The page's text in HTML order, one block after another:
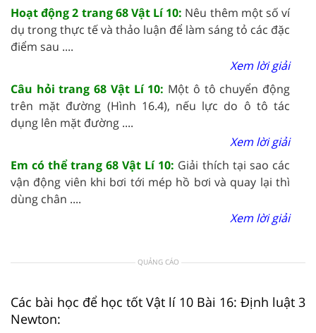
Hoạt động 2 trang 68 Vật Lí 10: Nêu thêm một số ví
dụ trong thực tế và thảo luận để làm sáng tỏ các đặc
điểm sau ....
Xem lời giải
Câu hỏi trang 68 Vật Lí 10: Một ô tô chuyển động
trên mặt đường (Hình 16.4), nếu lực do ô tô tác
dụng lên mặt đường ....
Xem lời giải
Em có thể trang 68 Vật Lí 10: Giải thích tại sao các
vận động viên khi bơi tới mép hồ bơi và quay lại thì
dùng chân ....
Xem lời giải
QUẢNG CÁO
Các bài học để học tốt Vật lí 10 Bài 16: Định luật 3
Newton: